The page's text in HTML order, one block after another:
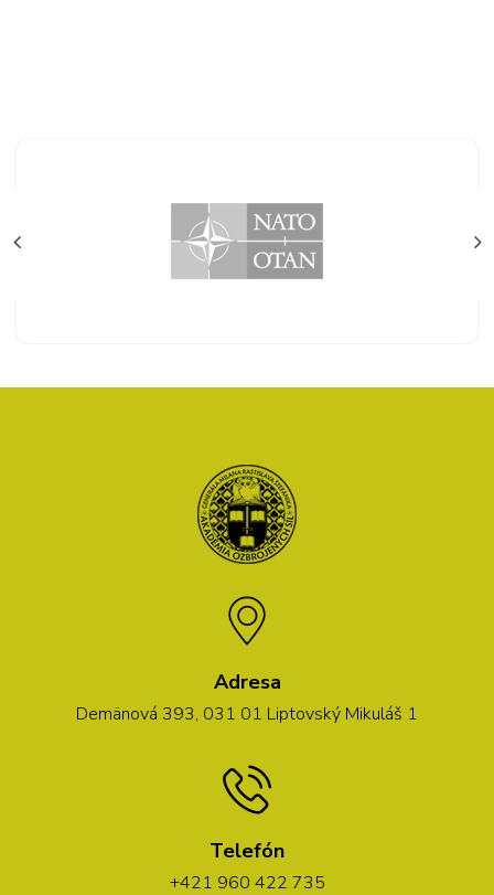
Adresa
Demänová 393, 031 01 Liptovský Mikuláš 1
Telefón
+421 960 422 735